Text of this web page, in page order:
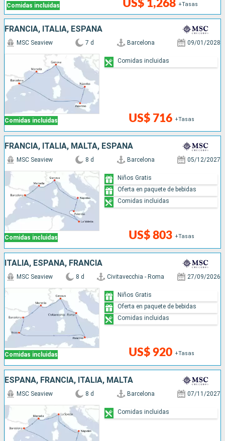
Comidas incluidas US$ 1,268 +Tasas
FRANCIA, ITALIA, ESPAÑA
Comidas incluidas
MSC Seaview 7 d Barcelona 09/01/2028
US$ 716 +Tasas
Comidas incluidas
FRANCIA, ITALIA, MALTA, ESPAÑA
Comidas incluidas
MSC Seaview 8 d Barcelona 05/12/2027
US$ 803 +Tasas
Niños Gratis
Oferta en paquete de bebidas
Comidas incluidas
ITALIA, ESPAÑA, FRANCIA
Comidas incluidas
MSC Seaview 8 d Civitavecchia - Roma 27/09/2026
US$ 920 +Tasas
Niños Gratis
Oferta en paquete de bebidas
Comidas incluidas
ESPAÑA, FRANCIA, ITALIA, MALTA
MSC Seaview 8 d Barcelona 07/11/2027
Comidas incluidas